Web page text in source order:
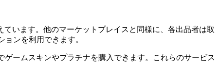
います。他のマーケットプレイスと同様に、各出品者は取
ョンを利用できます。
ームスキンやプラチナを購入できます。これらのサービス